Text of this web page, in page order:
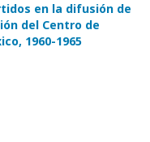
en la difusión de
del Centro de
1960-1965